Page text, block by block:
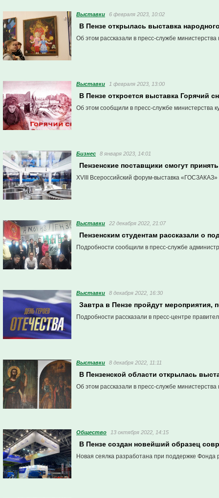
Выставки 6 февраля 2023, 10:02
В Пензе открылась выставка
Об этом рассказали в пресс-службе
Выставки 1 февраля 2023, 13:00
В Пензе откроется выставка Горячий
Об этом сообщили в пресс-службе министерства
Бизнес 8 января 2023, 14:01
Пензенские поставщики смогут
XVIII Всероссийский форум-выставка
Выставки 22 декабря 2022, 21:07
Пензенским студентам рассказали о
Подробности сообщили в пресс-службе
Выставки 8 декабря 2022, 16:30
Завтра в Пензе пройдут мероприятия,
Подробности рассказали в пресс-центре
Выставки 8 декабря 2022, 11:11
В Пензенской области открылась
Об этом рассказали в пресс-службе
Общество 13 октября 2022, 14:15
В Пензе создан новейший образец
Новая сеялка разработана при поддержке